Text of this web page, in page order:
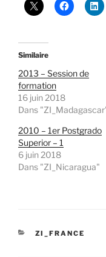
Similaire
2013 – Session de
formation
16 juin 2018
Dans
2010 – 1er Postgrado
Superior – 1
6 juin 2018
Dans "ZI_Nicaragua"
CATÉGORIES
ZI_FRANCE